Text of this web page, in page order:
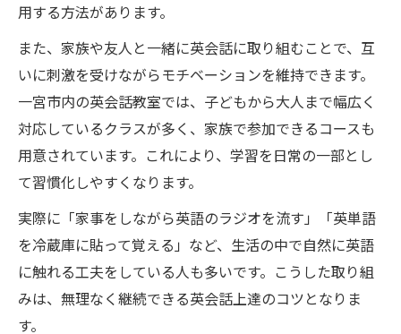
用する方法があります。
また、家族や友人と一緒に英会話に取り組むことで、互
いに刺激を受けながらモチベーションを維持できます。
一宮市内の英会話教室では、子どもから大人まで幅広く
対応しているクラスが多く、家族で参加できるコースも
用意されています。これにより、学習を日常の一部とし
て習慣化しやすくなります。
実際に「家事をしながら英語のラジオを流す」「英単語
を冷蔵庫に貼って覚える」など、生活の中で自然に英語
に触れる工夫をしている人も多いです。こうした取り組
みは、無理なく継続できる英会話上達のコツとなりま
す。